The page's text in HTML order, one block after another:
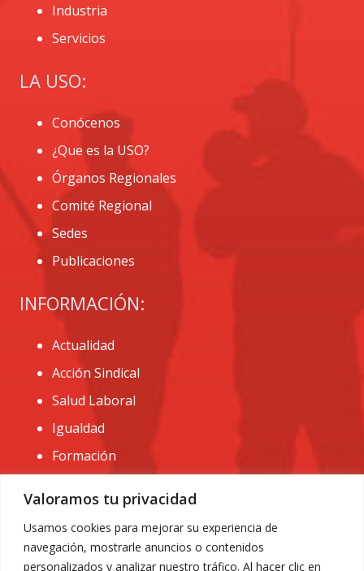
Valoramos tu privacidad
Usamos cookies para mejorar su experiencia de
navegación, mostrarle anuncios o contenidos
personalizados y analizar nuestro tráfico. Al hacer clic en
Industria
Servicios
LA USO:
Conócenos
¿Que es la USO?
Órganos Regionales
Comité Regional
Sedes
Publicaciones
INFORMACIÓN:
Actualidad
Acción Sindical
Salud Laboral
Igualdad
Formación
CONTACTO:
administracion@usomurcia.org
968 25 01 20